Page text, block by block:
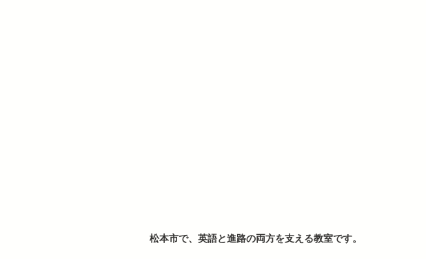
松本市で、英語と進路の両方を支える教室です。